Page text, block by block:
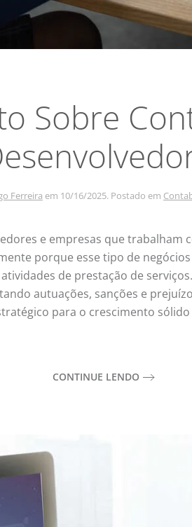
Sobre
Ferreira em 10/16/2025. Postado em
e empresas que trabalham
porque esse tipo de
de prestação de
autuações, sanções e
para o crescimento
CONTINUE LENDO